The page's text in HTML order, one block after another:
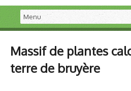
Massif de plantes
terre de bruyère